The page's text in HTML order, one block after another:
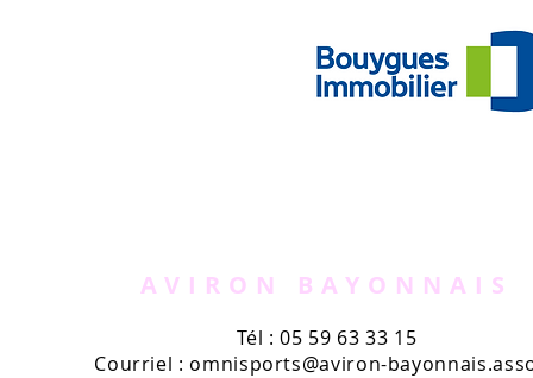
AVIRON BAYONNAIS
Tél : 05 59 63 33 15
Courriel : omnisports@aviron-